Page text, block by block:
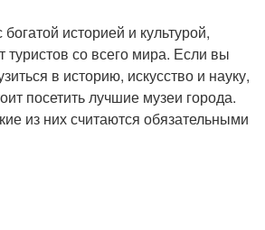
историей и культурой,
туристов со всего мира. Если вы
в историю, искусство и науку,
посетить лучшие музеи города.
из них считаются обязательными